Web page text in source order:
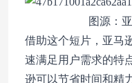
图源：
借助这个短片，亚马
速满足用户需求的特
逊可以节省时间和精